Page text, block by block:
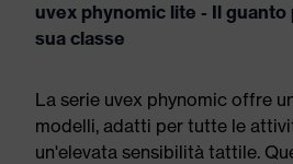
uvex phynomic lite - Il
sua classe
La serie uvex phynomic offre
modelli, adatti per tutte le
un'elevata sensibilità tattile.